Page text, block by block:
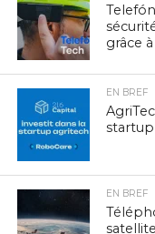
grâce à
EN BREF
EN BREF